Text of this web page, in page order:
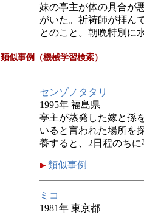
妹の亭主が体の具合が
がいた。祈祷師が拝ん
とのこと。朝晩特別に
類似事例（機械学習検索）
センゾノタタリ
1995年 福島県
亭主が蒸発した嫁と孫
いると言われた場所を
養すると、2日程のちに
類似事例
ミコ
1981年 東京都